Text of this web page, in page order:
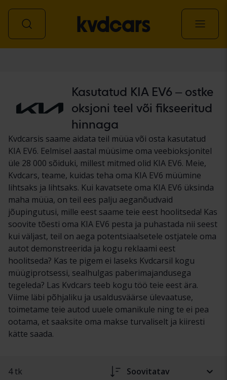
Kasutatud KIA EV6 – ostke
oksjoni teel või fikseeritud
hinnaga
Kvdcarsis saame aidata teil müüa või osta kasutatud
KIA EV6. Eelmisel aastal müüsime oma veebioksjonitel
üle 28 000 sõiduki, millest mitmed olid KIA EV6. Meie,
Kvdcars, teame, kuidas teha oma KIA EV6 müümine
lihtsaks ja lihtsaks. Kui kavatsete oma KIA EV6 üksinda
maha müüa, on teil ees palju aeganõudvaid
jõupingutusi, mille eest saame teie eest hoolitseda! Kas
soovite tõesti oma KIA EV6 pesta ja puhastada nii seest
kui väljast, teil on aega potentsiaalsetele ostjatele oma
autot demonstreerida ja kogu reklaami eest
hoolitseda? Kas te pigem ei laseks Kvdcarsil kogu
müügiprotsessi, sealhulgas paberimajandusega
tegeleda? Las Kvdcars teeb kogu töö teie eest ära.
Viime läbi põhjaliku ja usaldusväärse ülevaatuse,
toimetame teie autod uuele omanikule ning te ei pea
ootama, et saaksite oma makse turvaliselt ja kiiresti
kätte saada.
4 tk Soovitatav